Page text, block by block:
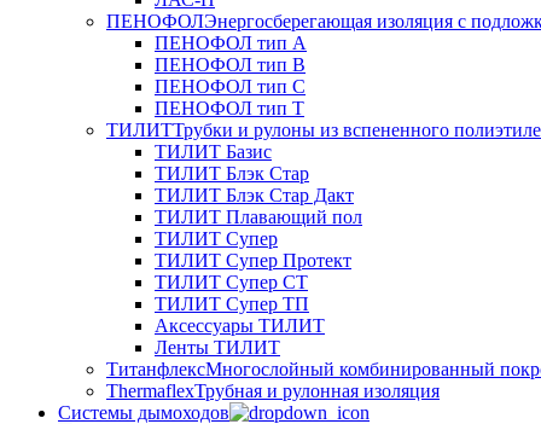
ПЕНОФОЛЭнергосберегающая изоляция с
ПЕНОФОЛ тип А
ПЕНОФОЛ тип B
ПЕНОФОЛ тип C
ПЕНОФОЛ тип T
ТИЛИТТрубки и рулоны из вспененного
ТИЛИТ Базис
ТИЛИТ Блэк Стар
ТИЛИТ Блэк Стар Дакт
ТИЛИТ Плавающий пол
ТИЛИТ Супер
ТИЛИТ Супер Протект
ТИЛИТ Супер СТ
ТИЛИТ Супер ТП
Аксессуары ТИЛИТ
Ленты ТИЛИТ
ТитанфлексМногослойный комбинированный
ThermaflexТрубная и рулонная изоляция
Cистемы дымоходов